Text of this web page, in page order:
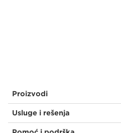
Proizvodi
Usluge i rešenja